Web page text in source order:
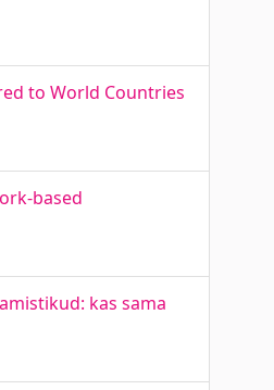
to World Countries
based
kas sama